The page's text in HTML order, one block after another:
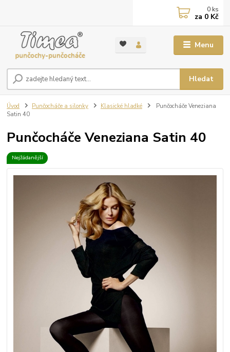
Menu
Hledat
0 ks
za 0 Kč
Úvod Punčocháče a silonky Klasické hladké
Punčocháče Veneziana
Satin 40
Punčocháče Veneziana Satin 40
Nejžádanější